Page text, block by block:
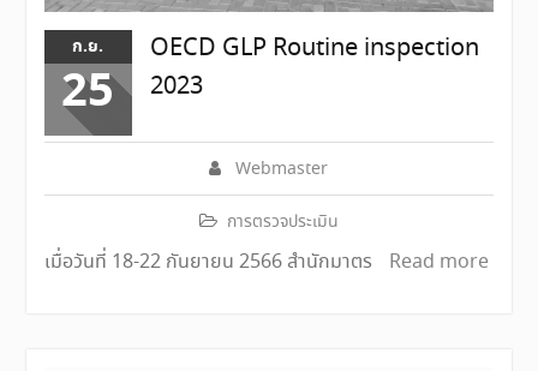
ก.ย.
25
OECD GLP Routine inspection
2023
Webmaster
การตรวจประเมิน
เมื่อวันที่ 18-22 กันยายน 2566 สำนักมาตร Read more